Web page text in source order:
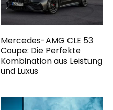
Mercedes-AMG CLE 53
Coupe: Die Perfekte
Kombination aus Leistung
und Luxus